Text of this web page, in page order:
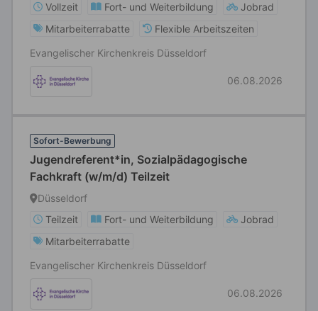
Vollzeit
Fort- und Weiterbildung
Jobrad
Mitarbeiterrabatte
Flexible Arbeitszeiten
Evangelischer Kirchenkreis Düsseldorf
06.08.2026
Sofort-Bewerbung
Jugendreferent*in, Sozialpädagogische
Fachkraft (w/m/d) Teilzeit
Düsseldorf
Teilzeit
Fort- und Weiterbildung
Jobrad
Mitarbeiterrabatte
Evangelischer Kirchenkreis Düsseldorf
06.08.2026